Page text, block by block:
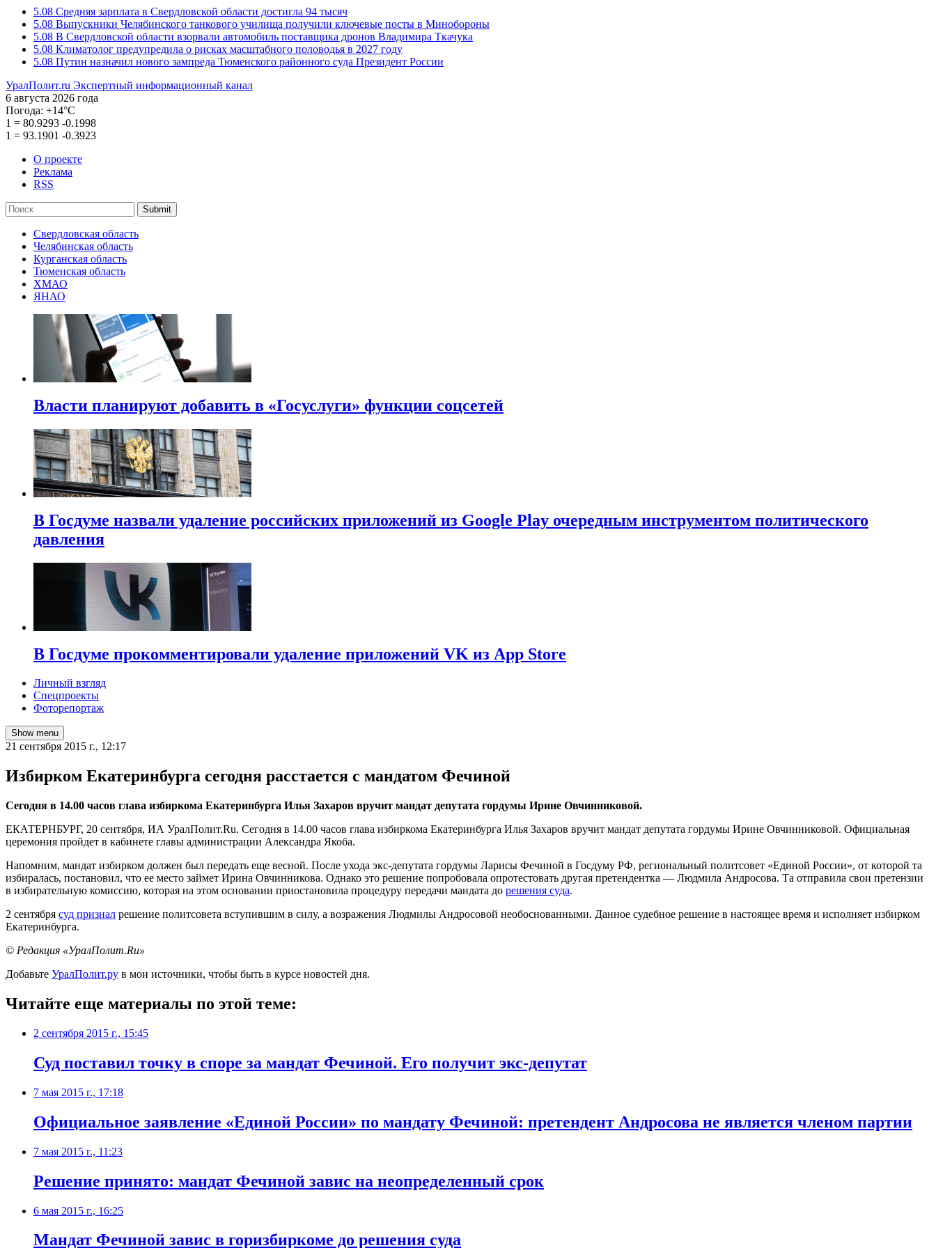
5.08 Средняя зарплата в Свердловской области достигла 94 тысяч
5.08 Выпускники Челябинского танкового училища получили ключевые посты в Минобороны
5.08 В Свердловской области взорвали автомобиль поставщика дронов Владимира Ткачука
5.08 Климатолог предупредила о рисках масштабного половодья в 2027 году
5.08 Путин назначил нового зампреда Тюменского районного суда Президент России
УралПолит.ru Экспертный информационный канал
6 августа 2026 года
Погода: +14°С
1 = 80.9293 -0.1998
1 = 93.1901 -0.3923
О проекте
Реклама
RSS
Submit
Свердловская область
Челябинская область
Курганская область
Тюменская область
ХМАО
ЯНАО
Власти планируют добавить в «Госуслуги» функции соцсетей
В Госдуме назвали удаление российских приложений из Google Play очередным инструментом политического
давления
В Госдуме прокомментировали удаление приложений VK из App Store
Личный взгляд
Спецпроекты
Фоторепортаж
Show menu
21 сентября 2015 г., 12:17
Избирком Екатеринбурга сегодня расстается с мандатом Фечиной
Сегодня в 14.00 часов глава избиркома Екатеринбурга Илья Захаров вручит мандат депутата гордумы Ирине Овчинниковой.
ЕКАТЕРНБУРГ, 20 сентября, ИА УралПолит.Ru. Сегодня в 14.00 часов глава избиркома Екатеринбурга Илья Захаров вручит мандат депутата гордумы Ирине Овчинниковой. Официальная
церемония пройдет в кабинете главы администрации Александра Якоба.
Напомним, мандат избирком должен был передать еще весной. После ухода экс-депутата гордумы Ларисы Фечиной в Госдуму РФ, региональный политсовет «Единой России», от которой та
избиралась, постановил, что ее место займет Ирина Овчинникова. Однако это решение попробовала опротестовать другая претендентка — Людмила Андросова. Та отправила свои претензии
в избирательную комиссию, которая на этом основании приостановила процедуру передачи мандата до решения суда.
2 сентября суд признал решение политсовета вступившим в силу, а возражения Людмилы Андросовой необоснованными. Данное судебное решение в настоящее время и исполняет избирком
Екатеринбурга.
© Редакция «УралПолит.Ru»
Добавьте УралПолит.ру в мои источники, чтобы быть в курсе новостей дня.
Читайте еще материалы по этой теме:
2 сентября 2015 г., 15:45
Суд поставил точку в споре за мандат Фечиной. Его получит экс-депутат
7 мая 2015 г., 17:18
Официальное заявление «Единой России» по мандату Фечиной: претендент Андросова не является членом партии
7 мая 2015 г., 11:23
Решение принято: мандат Фечиной завис на неопределенный срок
6 мая 2015 г., 16:25
Мандат Фечиной завис в горизбиркоме до решения суда